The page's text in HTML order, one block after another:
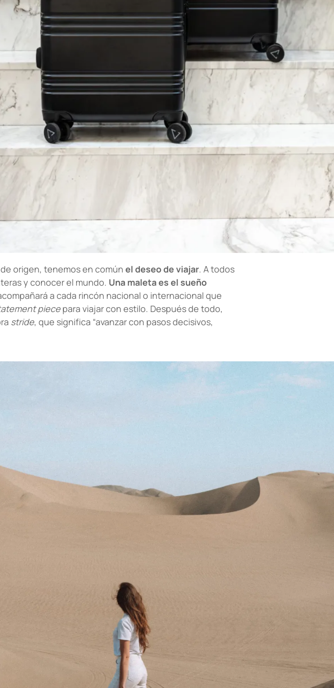
origen, tenemos en común el deseo de viajar. A todos
y conocer el mundo. Una maleta es el sueño
a cada rincón nacional o internacional que
piecepara viajar con estilo. Después de todo,
stride, que significa “avanzar con pasos decisivos,